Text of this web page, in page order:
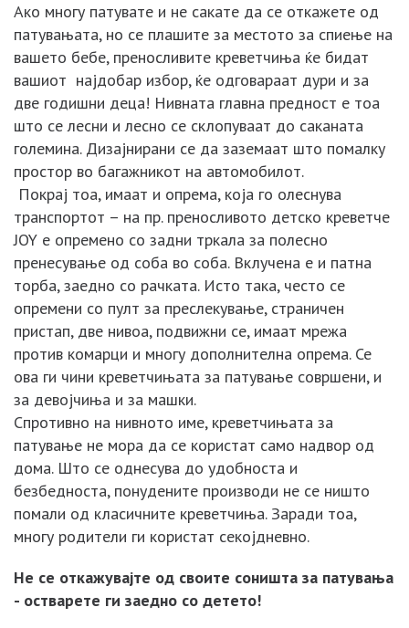
Ако многу патувате и не сакате да се откажете од
патувањата, но се плашите за местото за спиење на
вашето бебе, преносливите креветчиња ќе бидат
вашиот најдобар избор, ќе одговараат дури и за
две годишни деца! Нивната главна предност е тоа
што се лесни и лесно се склопуваат до саканата
големина. Дизајнирани се да заземаат што помалку
простор во багажникот на автомобилот.
Покрај тоа, имаат и опрема, која го олеснува
транспортот – на пр. преносливото детско креветче
JOY е опремено со задни тркала за полесно
пренесување од соба во соба. Вклучена е и патна
торба, заедно со рачката. Исто така, често се
опремени со пулт за преслекување, страничен
пристап, две нивоа, подвижни се, имаат мрежа
против комарци и многу дополнителна опрема. Се
ова ги чини креветчињата за патување совршени, и
за девојчиња и за машки.
Спротивно на нивното име, креветчињата за
патување не мора да се користат само надвор од
дома. Што се однесува до удобноста и
безбедноста, понудените производи не се ништо
помали од класичните креветчиња. Заради тоа,
многу родители ги користат секојдневно.
Не се откажувајте од своите соништа за патувања
- остварете ги заедно со детето!